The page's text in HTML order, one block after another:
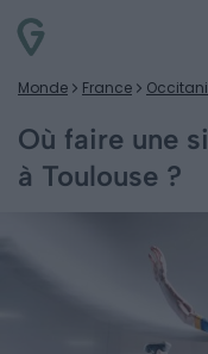
Monde France
Où faire une
à Toulouse ?